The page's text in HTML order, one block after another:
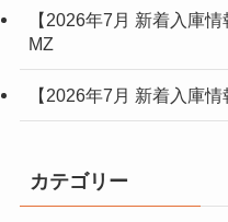
【2026年7月 新着入庫
MZ
【2026年7月 新着入庫
カテゴリー